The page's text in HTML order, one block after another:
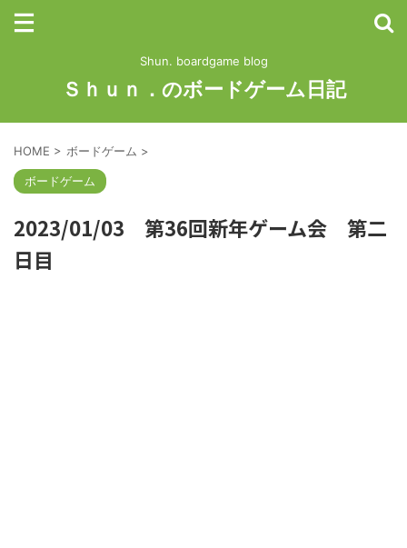
Shun. boardgame blog
Ｓｈｕｎ．のボードゲーム日記
HOME > ボードゲーム >
ボードゲーム
2023/01/03 第36回新年ゲーム会 第二
日目